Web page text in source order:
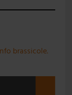
brassicole.